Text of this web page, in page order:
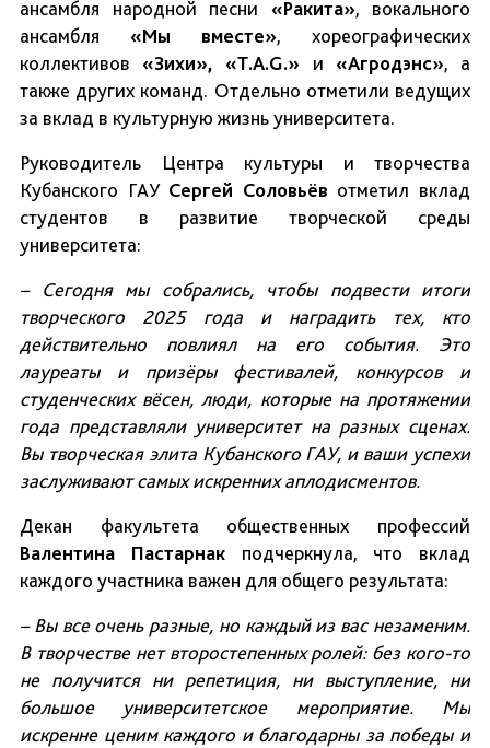
ансамбля народной песни «Ракита», вокального
ансамбля «Мы вместе», хореографических
коллективов«Зихи», «T.A.G.» и «Агродэнс», а
также других команд. Отдельно отметили ведущих
за вклад в культурную жизнь университета.
Руководитель Центра культуры и творчества
Кубанского ГАУ Сергей Соловьёв отметил вклад
студентов в развитие творческой среды
университета:
– Сегодня мы собрались, чтобы подвести итоги
творческого 2025 года и наградить тех, кто
действительно повлиял на его события. Это
лауреаты и призёры фестивалей, конкурсов и
студенческих вёсен, люди, которые на протяжении
года представляли университет на разных сценах.
Вы творческая элита Кубанского ГАУ, и ваши успехи
заслуживают самых искренних аплодисментов.
Декан факультета общественных профессий
Валентина Пастарнакподчеркнула, что вклад
каждого участника важен для общего результата:
– Вы все очень разные, но каждый из вас незаменим.
В творчестве нет второстепенных ролей: без кого-то
не получится ни репетиция, ни выступление, ни
большое университетское мероприятие. Мы
искренне ценим каждого и благодарны за победы и